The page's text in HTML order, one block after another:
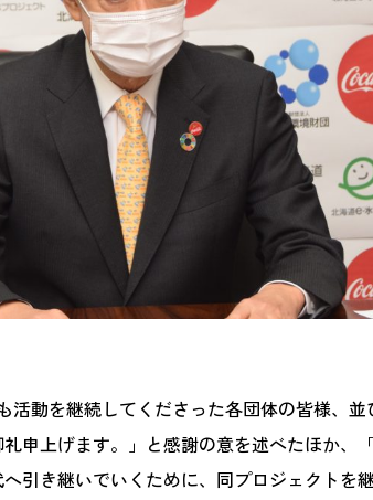
動を継続してくださった各団体の皆様、
申上げます。」と感謝の意を述べたほか、
引き継いでいくために、同プロジェクトを